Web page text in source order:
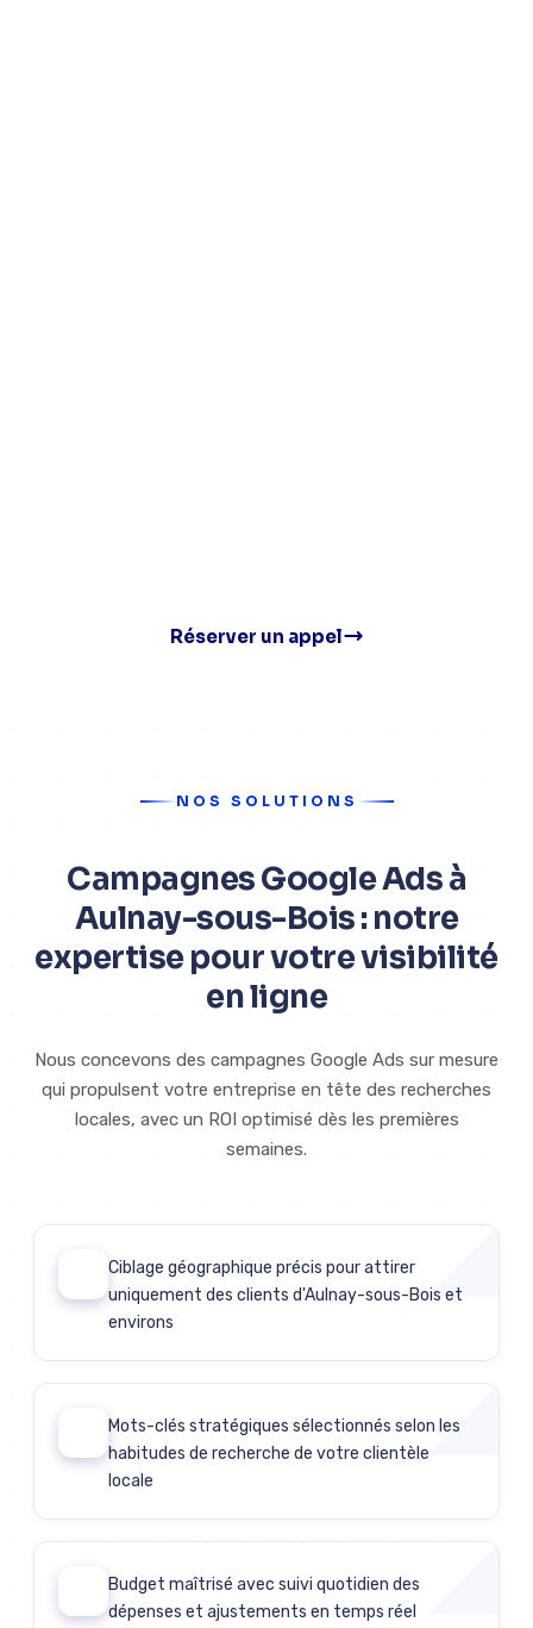
Réserver un appel
NOS SOLUTIONS
Campagnes Google Ads à
Aulnay-sous-Bois : notre
expertise pour votre visibilité
en ligne
Nous concevons des campagnes Google Ads sur mesure
qui propulsent votre entreprise en tête des recherches
locales, avec un ROI optimisé dès les premières
semaines.
Ciblage géographique précis pour attirer
uniquement des clients d'Aulnay-sous-Bois et
environs
Mots-clés stratégiques sélectionnés selon les
habitudes de recherche de votre clientèle
locale
Budget maîtrisé avec suivi quotidien des
dépenses et ajustements en temps réel